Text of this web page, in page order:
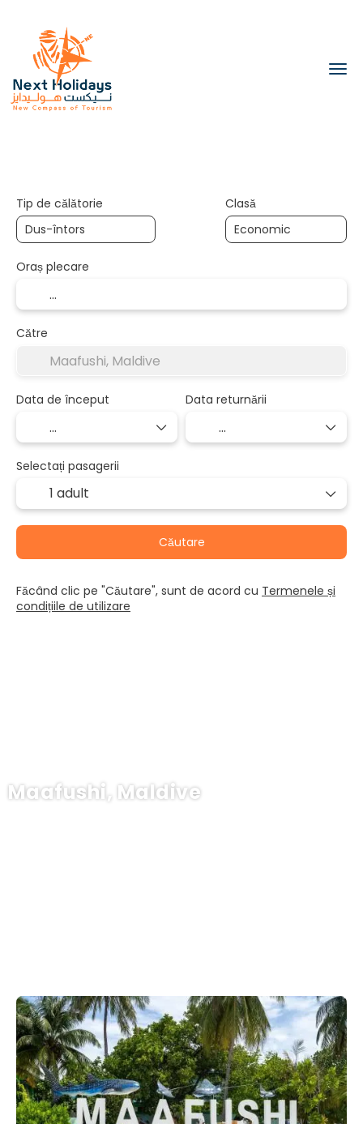
Maafushi, Maldive
Tip de călătorie Clasă
Oraș plecare
Către
Data de început Data returnării
Selectați pasagerii
1 adult
Căutare
Făcând clic pe "Căutare", sunt de acord cu Termenele și
condițiile de utilizare